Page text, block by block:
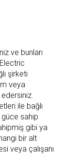
ve bunları
şirketi
veya
edersiniz.
ile bağlı
sahip
gibi ya
bir alt
veya çalışanı